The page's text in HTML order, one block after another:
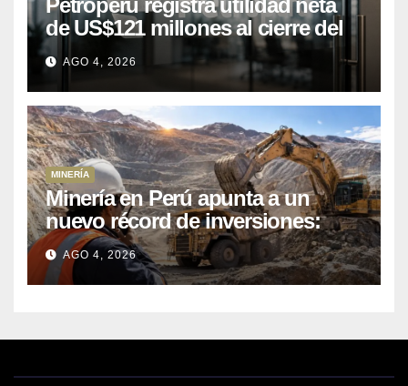
Minería en Perú apunta a un
nuevo récord de inversiones:
crecen los petitorios y el FMI
insta a destrabar proyectos
AGO 4, 2026